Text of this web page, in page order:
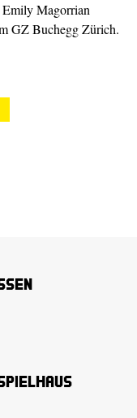
Magorrian
GZ Buchegg Zürich.